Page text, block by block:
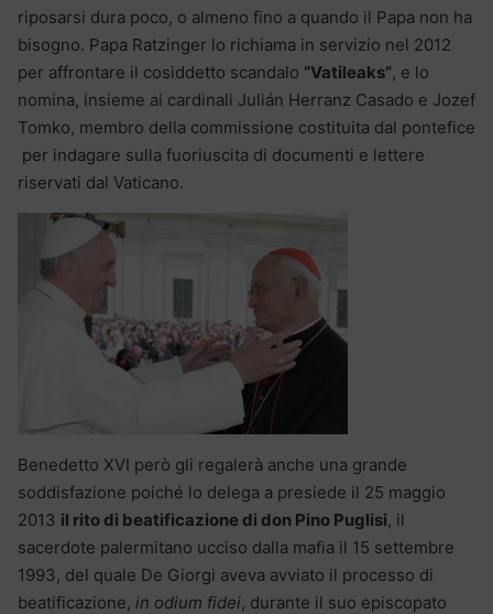
riposarsi dura poco, o almeno fino a quando il Papa non ha
bisogno. Papa Ratzinger lo richiama in servizio nel 2012
per affrontare il cosiddetto scandalo “Vatileaks”, e lo
nomina, insieme ai cardinali Julián Herranz Casado e Jozef
Tomko, membro della commissione costituita dal pontefice
per indagare sulla fuoriuscita di documenti e lettere
riservati dal Vaticano.
Benedetto XVI però gli regalerà anche una grande
soddisfazione poiché lo delega a presiede il 25 maggio
2013 il rito di beatificazione di don Pino Puglisi, il
sacerdote palermitano ucciso dalla mafia il 15 settembre
1993, del quale De Giorgi aveva avviato il processo di
beatificazione, in odium fidei, durante il suo episcopato